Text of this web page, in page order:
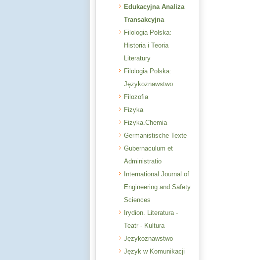
Edukacyjna Analiza
Transakcyjna
Filologia Polska:
Historia i Teoria
Literatury
Filologia Polska:
Językoznawstwo
Filozofia
Fizyka
Fizyka.Chemia
Germanistische Texte
Gubernaculum et
Administratio
International Journal of
Engineering and Safety
Sciences
Irydion. Literatura -
Teatr - Kultura
Językoznawstwo
Język w Komunikacji